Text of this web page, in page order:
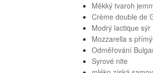
Měkký tvaroh
Crème double de
Modrý lactique sýr
Mozzarella s
Odměřování
Syrové nite